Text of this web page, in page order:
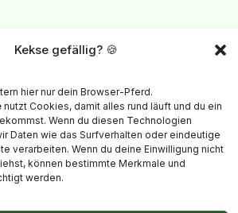
Kekse gefällig? 🍪
hier nur dein Browser-Pferd.
nutzt Cookies, damit alles rund läuft und du ein
Wenn du diesen Technologien
Daten wie das Surfverhalten oder eindeutige
verarbeiten. Wenn du deine Einwilligung nicht
können bestimmte Merkmale und
werden.
psychologische Begleitung von
und emotionale Entlastung